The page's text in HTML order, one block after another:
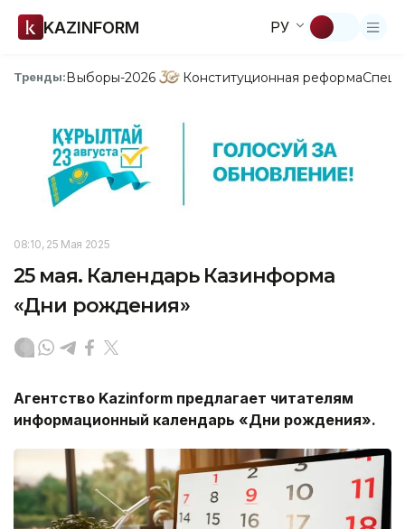
KAZINFORM РУ
Тренды:Выборы-2026 Конституционная реформа
08:10, 25 Мая 2025
25 мая. Календарь Казинформа
«Дни рождения»
Агентство Kazinform предлагает читателям
информационный календарь «Дни рождения».